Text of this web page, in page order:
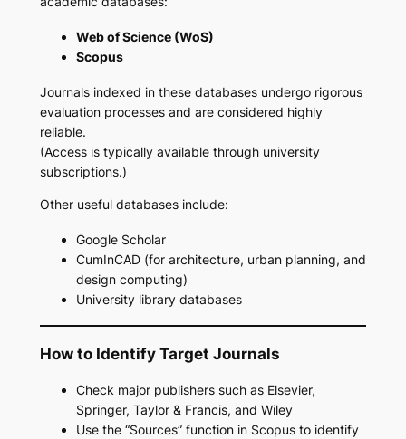
Web of Science (WoS)
Scopus
Journals indexed in these databases undergo rigorous
evaluation processes and are considered highly
reliable.
(Access is typically available through university
subscriptions.)
Other useful databases include:
Google Scholar
CumInCAD (for architecture, urban planning, and
design computing)
University library databases
How to Identify Target Journals
Check major publishers such as Elsevier,
Springer, Taylor & Francis, and Wiley
Use the “Sources” function in Scopus to identify